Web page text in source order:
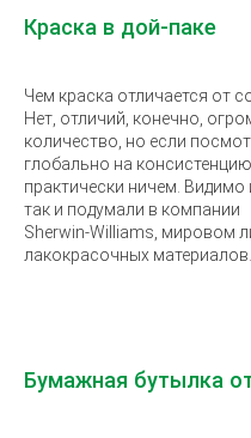
Краска в дой-паке
Чем краска отличается от
Нет, отличий, конечно,
количество, но если
глобально на
практически ничем. Видимо
так и подумали в компании
Sherwin-Williams, мировом
лакокрасочных материалов.
Бумажная бутылка